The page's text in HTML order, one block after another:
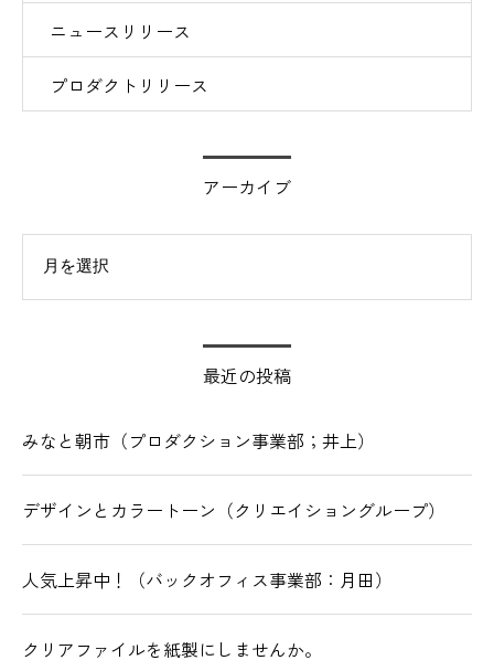
ニュースリリース
プロダクトリリース
アーカイブ
ブ
最近の投稿
みなと朝市（プロダクション事業部；井上）
デザインとカラートーン（クリエイショングループ）
人気上昇中！（バックオフィス事業部：月田）
クリアファイルを紙製にしませんか。